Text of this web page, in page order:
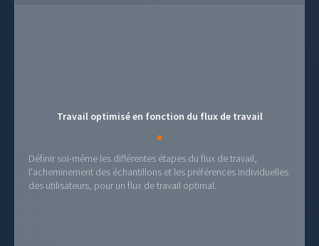
Travail optimisé en fonction du flux de travail
Définir soi-même les différentes étapes du flux de travail,
l'acheminement des échantillons et les préférences individuelles
des utilisateurs, pour un flux de travail optimal.